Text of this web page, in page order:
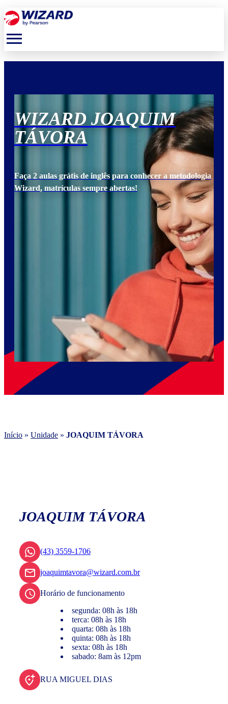
menu
WIZARD JOAQUIM
TÁVORA
Faça 2 aulas grátis de inglês para conhecer a metodologia
Wizard, matrículas sempre abertas!
Início » Unidade » JOAQUIM TÁVORA
JOAQUIM TÁVORA
(43) 3559-1706
joaquimtavora@wizard.com.br
Horário de funcionamento
segunda: 08h às 18h
terca: 08h às 18h
quarta: 08h às 18h
quinta: 08h às 18h
sexta: 08h às 18h
sabado: 8am às 12pm
RUA MIGUEL DIAS